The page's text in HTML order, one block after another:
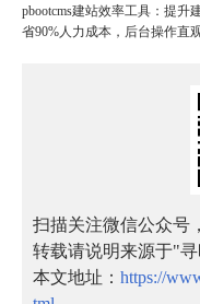
pbootcms建站效率工具：提升
省90%人力成本，后台操作直
扫描关注微信公众号
转载请说明来源于"
本文地址： https://